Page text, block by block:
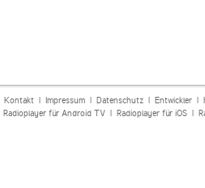
Kontakt| Impressum| Datenschutz| Entwickler|
Radioplayer für Android TV| Radioplayer für iOS|